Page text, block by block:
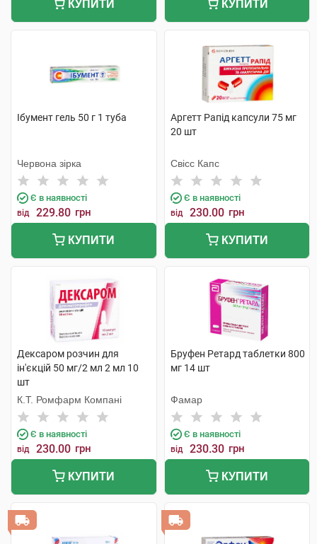
КУПИТИ КУПИТИ
Ібумент гель 50 г 1 туба
Червона зірка
Є в наявності
від 229.80 грн
КУПИТИ
Аргетт Рапід капсули 75 мг
20 шт
Свісс Капс
Є в наявності
від 230.00 грн
КУПИТИ
Дексаром розчин для
ін'єкцій 50 мг/2 мл 2 мл 10
шт
К.Т. Ромфарм Компані
Є в наявності
від 230.00 грн
КУПИТИ
Бруфен Ретард таблетки 800
мг 14 шт
Фамар
Є в наявності
від 230.30 грн
КУПИТИ